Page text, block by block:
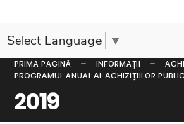
Select Language ▼
PRIMA PAGINĂ INFORMAȚII
PROGRAMUL ANUAL AL ACHIZIŢIILOR
2019